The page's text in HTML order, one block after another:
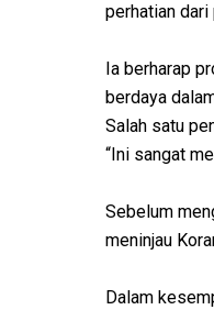
perhatian dari
Ia berharap
berdaya
Salah satu
“Ini sangat
Sebelum
meninjau
Dalam